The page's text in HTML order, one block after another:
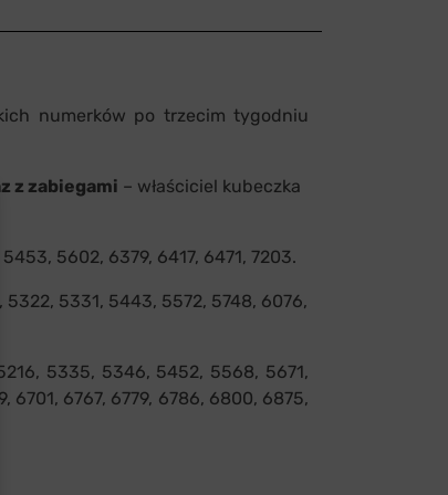
numerków po trzecim tygodniu
z zabiegami – właściciel kubeczka
5602, 6379, 6417, 6471, 7203.
5331, 5443, 5572, 5748, 6076,
5335, 5346, 5452, 5568, 5671,
6767, 6779, 6786, 6800, 6875,